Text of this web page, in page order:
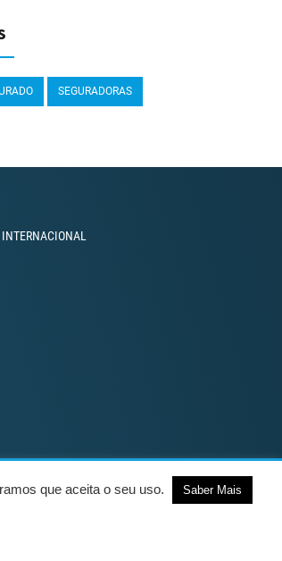
SEGURADORAS
Centro de Arbitragem
que aceita o seu uso. Saber Mais